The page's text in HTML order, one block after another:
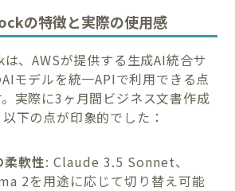
の特徴と実際の使用感
、AWSが提供する生成AI統合サ
モデルを統一APIで利用できる点
実際に3ヶ月間ビジネス文書作成
下の点が印象的でした：
軟性: Claude 3.5 Sonnet、
2を用途に応じて切り替え可能